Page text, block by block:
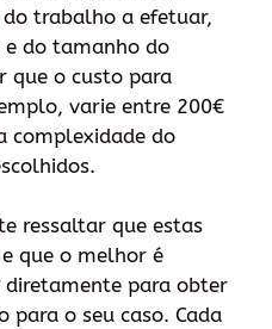
trabalho a efetuar,
do tamanho do
que o custo para
varie entre 200€
complexidade do
ressaltar que estas
que o melhor é
diretamente para obter
para o seu caso. Cada